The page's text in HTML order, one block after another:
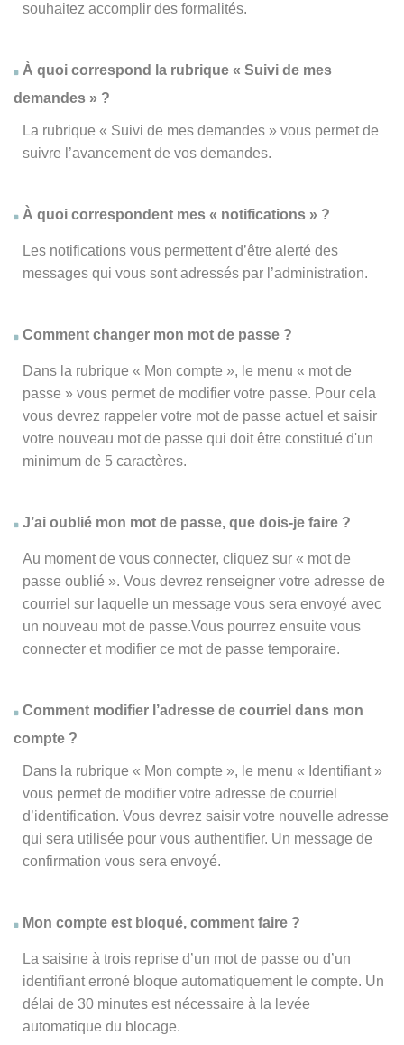
souhaitez accomplir des formalités.
À quoi correspond la rubrique « Suivi de mes
demandes » ?
La rubrique « Suivi de mes demandes » vous permet de
suivre l’avancement de vos demandes.
À quoi correspondent mes « notifications » ?
Les notifications vous permettent d’être alerté des
messages qui vous sont adressés par l’administration.
Comment changer mon mot de passe ?
Dans la rubrique « Mon compte », le menu « mot de
passe » vous permet de modifier votre passe. Pour cela
vous devrez rappeler votre mot de passe actuel et saisir
votre nouveau mot de passe qui doit être constitué d'un
minimum de 5 caractères.
J’ai oublié mon mot de passe, que dois-je faire ?
Au moment de vous connecter, cliquez sur « mot de
passe oublié ». Vous devrez renseigner votre adresse de
courriel sur laquelle un message vous sera envoyé avec
un nouveau mot de passe.Vous pourrez ensuite vous
connecter et modifier ce mot de passe temporaire.
Comment modifier l’adresse de courriel dans mon
compte ?
Dans la rubrique « Mon compte », le menu « Identifiant »
vous permet de modifier votre adresse de courriel
d’identification. Vous devrez saisir votre nouvelle adresse
qui sera utilisée pour vous authentifier. Un message de
confirmation vous sera envoyé.
Mon compte est bloqué, comment faire ?
La saisine à trois reprise d’un mot de passe ou d’un
identifiant erroné bloque automatiquement le compte. Un
délai de 30 minutes est nécessaire à la levée
automatique du blocage.